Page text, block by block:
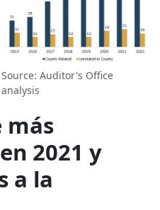
Source: Auditor's Office
analysis
2021 y
a la